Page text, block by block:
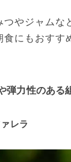
つやジャムな
食にもおすす
弾力性のある
レラ